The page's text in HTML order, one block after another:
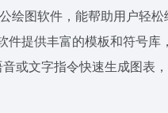
绘图软件，能帮助用户轻
提供丰富的模板和符号
或文字指令快速生成图表